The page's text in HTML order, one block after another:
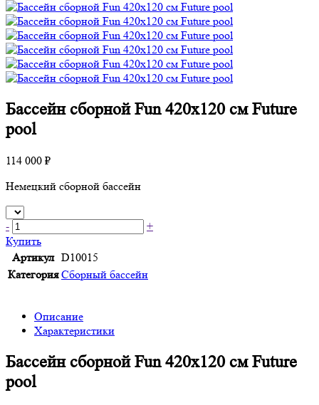
Бассейн сборной Fun 420х120 см Future
pool
114 000 ₽
Немецкий сборной бассейн
-
+
Купить
Артикул D10015
Категория Сборный бассейн
Описание
Характеристики
Бассейн сборной Fun 420х120 см Future
pool